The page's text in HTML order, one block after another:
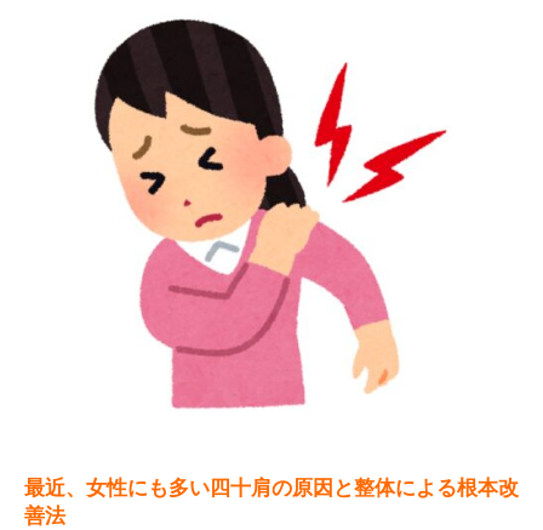
最近、女性にも多い四十肩の原因と整体による根本改
善法